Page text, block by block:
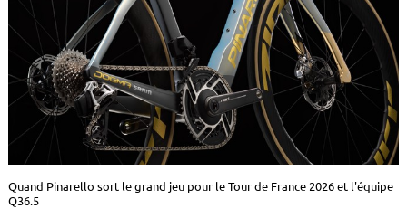
Quand Pinarello sort le grand jeu pour le Tour de France 2026 et l'équipe
Q36.5